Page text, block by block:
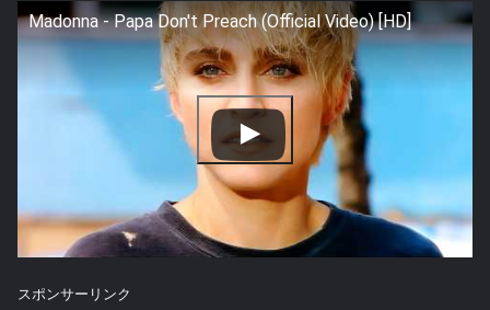
Madonna - Papa Don't Preach (Official Video) [HD]
スポンサーリンク